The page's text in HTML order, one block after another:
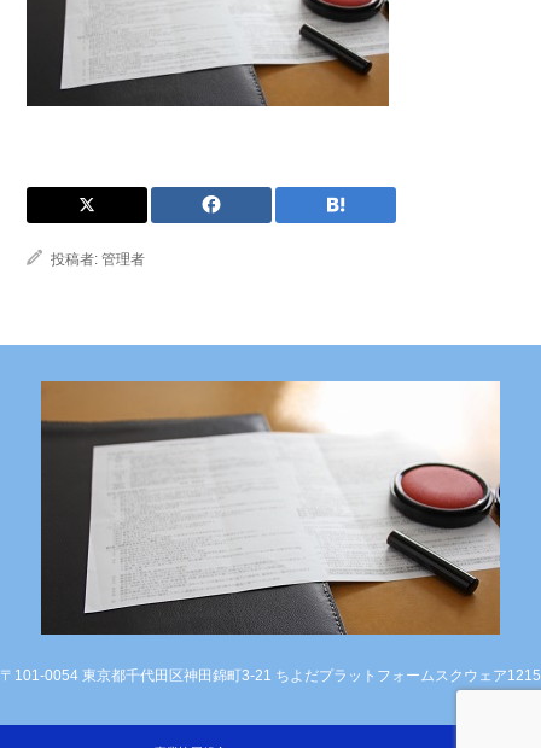
投稿者: 管理者
〒101-0054 東京都千代田区神田錦町3-21 ちよだプラットフォームスクウェア1215